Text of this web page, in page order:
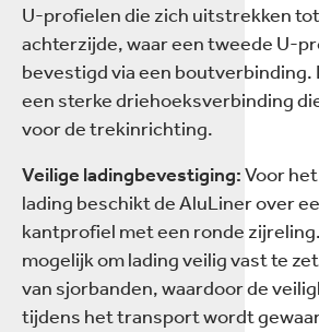
U-profielen die zich uitstrekken tot
achterzijde, waar een tweede U-
bevestigd via een
een sterke driehoeksverbinding
voor de trekinrichting.
Veilige ladingbevestiging:Voor
lading beschikt de AluLiner over
kantprofiel met een ronde
mogelijk om lading veilig vast te
van sjorbanden, waardoor de
tijdens het transport wordt